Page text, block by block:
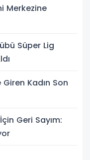
Merkezine
Süper Lig
Kadın Son
Geri Sayım: